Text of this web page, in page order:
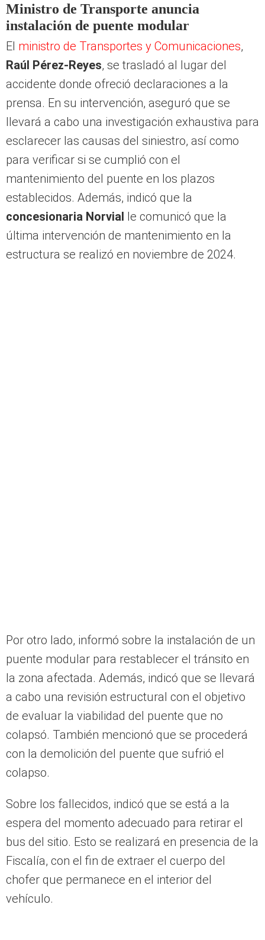
Ministro de Transporte anuncia
instalación de puente modular
El ministro de Transportes y Comunicaciones,
Raúl Pérez-Reyes, se trasladó al lugar del
accidente donde ofreció declaraciones a la
prensa. En su intervención, aseguró que se
llevará a cabo una investigación exhaustiva para
esclarecer las causas del siniestro, así como
para verificar si se cumplió con el
mantenimiento del puente en los plazos
establecidos. Además, indicó que la
concesionaria Norvial le comunicó que la
última intervención de mantenimiento en la
estructura se realizó en noviembre de 2024.
Por otro lado, informó sobre la instalación de un
puente modular para restablecer el tránsito en
la zona afectada. Además, indicó que se llevará
a cabo una revisión estructural con el objetivo
de evaluar la viabilidad del puente que no
colapsó. También mencionó que se procederá
con la demolición del puente que sufrió el
colapso.
Sobre los fallecidos, indicó que se está a la
espera del momento adecuado para retirar el
bus del sitio. Esto se realizará en presencia de la
Fiscalía, con el fin de extraer el cuerpo del
chofer que permanece en el interior del
vehículo.